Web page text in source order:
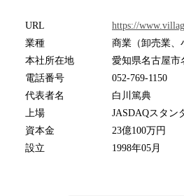
URL
https://
業種
商業（卸売業、
本社所在地
愛知県名古屋市
電話番号
052-769-1150
代表者名
白川篤典
上場
JASDAQスタン
資本金
23億100万円
設立
1998年05月